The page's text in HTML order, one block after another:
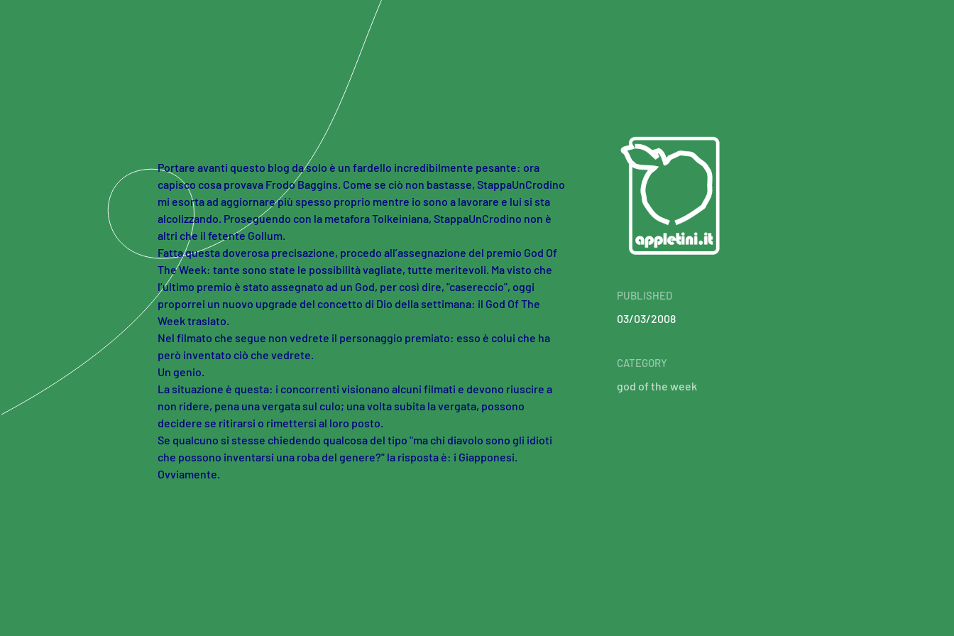
Portare avanti questo blog da solo è un fardello incredibilmente pesante: ora
capisco cosa provava Frodo Baggins. Come se ciò non bastasse, StappaUnCrodino
mi esorta ad aggiornare più spesso proprio mentre io sono a lavorare e lui si sta
alcolizzando. Proseguendo con la metafora Tolkeiniana, StappaUnCrodino non è
altri che il fetente Gollum.
Fatta questa doverosa precisazione, procedo all’assegnazione del premio God Of
The Week: tante sono state le possibilità vagliate, tutte meritevoli. Ma visto che
l’ultimo premio è stato assegnato ad un God, per così dire, "casereccio", oggi
proporrei un nuovo upgrade del concetto di Dio della settimana: il God Of The
Week traslato.
Nel filmato che segue non vedrete il personaggio premiato: esso è colui che ha
però inventato ciò che vedrete.
Un genio.
La situazione è questa: i concorrenti visionano alcuni filmati e devono riuscire a
non ridere, pena una vergata sul culo; una volta subita la vergata, possono
decidere se ritirarsi o rimettersi al loro posto.
Se qualcuno si stesse chiedendo qualcosa del tipo "ma chi diavolo sono gli idioti
che possono inventarsi una roba del genere?" la risposta è: i Giapponesi.
Ovviamente.
PUBLISHED
03/03/2008
CATEGORY
god of the week